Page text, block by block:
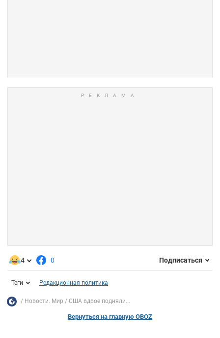
4 0 Подписаться
Теги Редакционная политика
Новости. Мир США вдвое подняли...
Вернуться на главную OBOZ